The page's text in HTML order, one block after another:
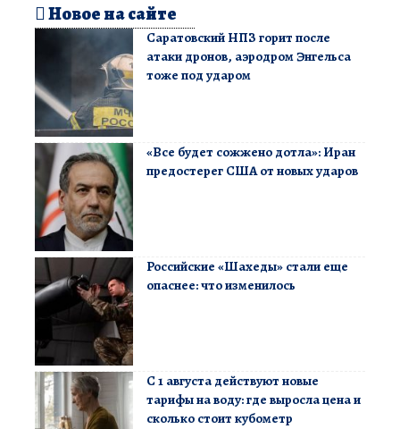
Новое на сайте
Саратовский НПЗ горит после
атаки дронов, аэродром Энгельса
тоже под ударом
«Все будет сожжено дотла»: Иран
предостерег США от новых ударов
Российские «Шахеды» стали еще
опаснее: что изменилось
С 1 августа действуют новые
тарифы на воду: где выросла цена и
сколько стоит кубометр